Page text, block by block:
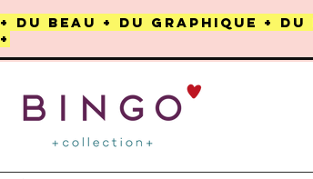
+ DU BEAU + DU GRAPHIQUE + DU
+